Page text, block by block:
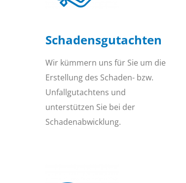
Schadensgutachten
Wir kümmern uns für Sie um die
Erstellung des Schaden- bzw.
Unfallgutachtens und
unterstützen Sie bei der
Schadenabwicklung.